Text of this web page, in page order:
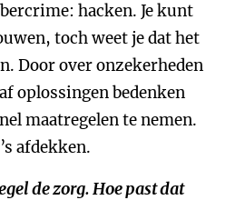
hacken. Je kunt
toch weet je dat het
Door over onzekerheden
oplossingen bedenken
maatregelen te nemen.
afdekken.
de zorg. Hoe past dat